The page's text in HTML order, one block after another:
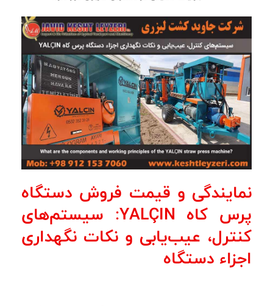
نمایندگی و قیمت فروش دستگاه
پرس کاه YALÇIN: سیستم‌های
کنترل، عیب‌یابی و نکات نگهداری
اجزاء دستگاه